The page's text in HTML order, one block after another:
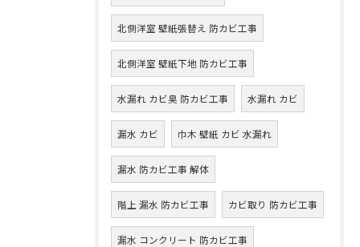
北側洋室 壁紙張替え 防カビ工事
北側洋室 壁紙下地 防カビ工事
水漏れ カビ臭 防カビ工事 水漏れ カビ
漏水 カビ 巾木 壁紙 カビ 水漏れ
漏水 防カビ工事 解体
階上 漏水 防カビ工事 カビ取り 防カビ工事
漏水 コンクリート 防カビ工事